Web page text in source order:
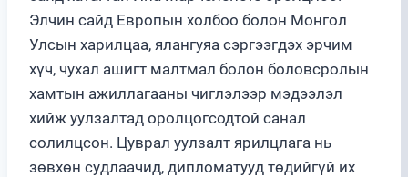
Элчин сайд Европын холбоо болон Монгол
Улсын харилцаа, ялангуяа сэргээгдэх эрчим
хүч, чухал ашигт малтмал болон боловсролын
хамтын ажиллагааны чиглэлээр мэдээлэл
хийж уулзалтад оролцогсодтой санал
солилцсон. Цуврал уулзалт ярилцлага нь
зөвхөн судлаачид, дипломатууд төдийгүй их